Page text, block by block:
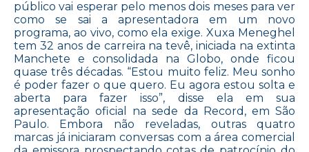
público vai esperar pelo menos dois meses para ver
como se sai a apresentadora em um novo
programa, ao vivo, como ela exige. Xuxa Meneghel
tem 32 anos de carreira na tevê, iniciada na extinta
Manchete e consolidada na Globo, onde ficou
quase três décadas. “Estou muito feliz. Meu sonho
é poder fazer o que quero. Eu agora estou solta e
aberta para fazer isso”, disse ela em sua
apresentação oficial na sede da Record, em São
Paulo. Embora não reveladas, outras quatro
marcas já iniciaram conversas com a área comercial